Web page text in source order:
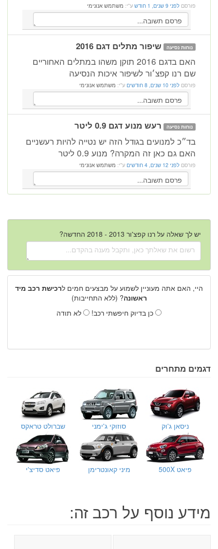
פורסם לפני 9 שנים, 1 חודש ע"י: משתמש אנונימי
נוחות נסיעה שיפור מתלים דגם 2016
האם בדגם 2016 תוקן משהו במתלים האחוריים
שם רנו קפצ׳ור לשיפור איכות הנסיעה
פורסם לפני 10 שנים, 8 חודשים ע"י: משתמש אנונימי
נוחות נסיעה רעש מנוע דגם 0.9 ליטר
בד״כ למנועים בגודל הזה יש נטייה להיות רעשניים
האם גם כאן זה המקרה? מנוע 0.9 ליטר
פורסם לפני 12 שנים, 4 חודשים ע"י: משתמש אנונימי
יש לך שאלה על רנו קפצ'ור 2013 - 2018 החדשה?
היי, האם אתה מעוניין לשמוע על מבצעים חמים לרכישת רכב מיד
ראשונה? (ללא התחייבות)
כן בדיוק חיפשתי רכב!
לא תודה
דגמים מתחרים
ניסאן ג'וק סוזוקי ג'ימני שברולט טראקס
פיאט 500X מיני קאונטרימן פיאט סדיצ'י
מידע נוסף על רכב זה: